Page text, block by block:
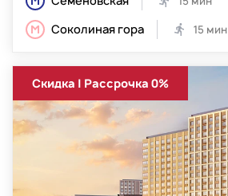
Соколиная гора 15 мин
Скидка | Рассрочка 0%